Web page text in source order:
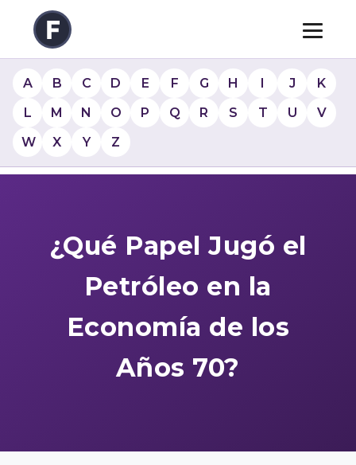
A B C D E F G H I J
K
L
M N O P Q R S T U
V
W
X Y Z
¿Qué Papel Jugó el
Petróleo en la
Economía de los
Años 70?